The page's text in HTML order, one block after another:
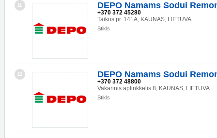
11 DEPO Namams Sodui
+370 372 45280
Taikos pr. 141A, KAUNAS, LIETUVA
Stikls
12 DEPO Namams Sodui
+370 372 48800
Vakarinis aplinkkelis 8, KAUNAS, LIETUVA
Stikls